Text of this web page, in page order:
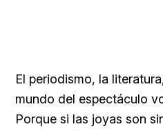
El periodismo, la
mundo del espectáculo
Porque si las joyas son